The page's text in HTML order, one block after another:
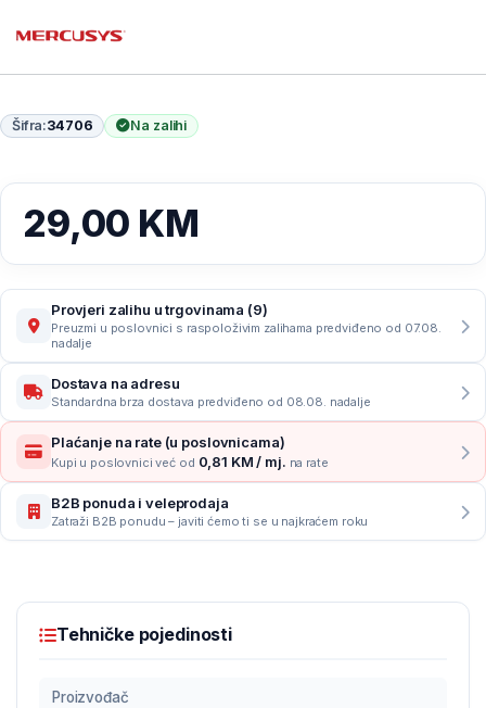
Šifra:34706 Na zalihi
29,00 KM
Provjeri zalihu u trgovinama (9)
Preuzmi u poslovnici s raspoloživim zalihama predviđeno od 07.08.
nadalje
Dostava na adresu
Standardna brza dostava predviđeno od 08.08. nadalje
Plaćanje na rate (u poslovnicama)
Kupi u poslovnici već od 0,81 KM / mj. na rate
B2B ponuda i veleprodaja
Zatraži B2B ponudu – javiti ćemo ti se u najkraćem roku
Tehničke pojedinosti
Proizvođač